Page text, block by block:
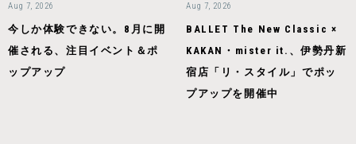
Aug 7, 2026
今しか体験できない。8月に開
催される、注目イベント＆ポ
ップアップ
Aug 7, 2026
BALLET The New Classic ×
KAKAN・mister it.、伊勢丹新
宿店「リ・スタイル」でポッ
プアップを開催中